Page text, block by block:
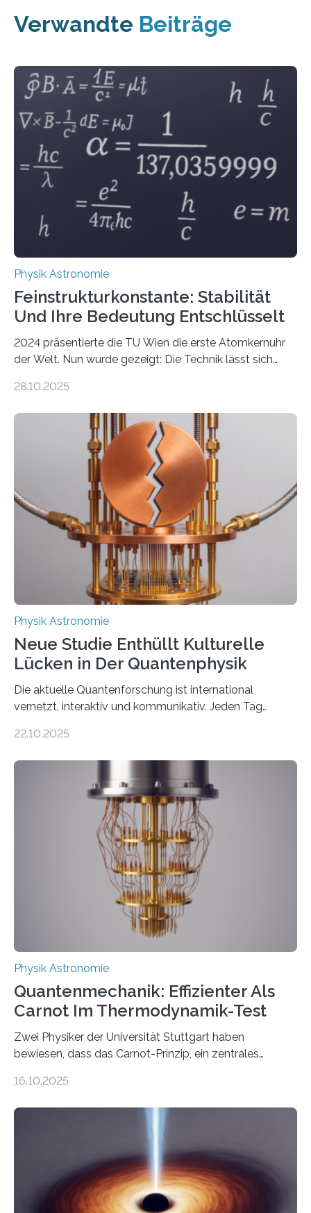
Verwandte Beiträge
Physik Astronomie
Feinstrukturkonstante: Stabilität
Und Ihre Bedeutung Entschlüsselt
2024 präsentierte die TU Wien die erste Atomkernuhr
der Welt. Nun wurde gezeigt: Die Technik lässt sich
fundamentalen Physik nachzugehen. Thorium-
Messungen verwenden. Das hatte man jahrzehntelang
vermutet, weltweit war nach den passenden
Atomkern-Zuständen gesucht worden, 2024 gelang
einem Team der TU Wien mit Unterstützung
internationaler Partner der entscheidende Durchbruch:
Der lange diskutierte Thorium-Kernübergang wurde
gefunden. Kurz darauf konnte man zeigen, dass sich
Thorium tatsächlich nutzen lässt, um hochpräzise…
28.10.2025
Physik Astronomie
Neue Studie Enthüllt Kulturelle
Lücken in Der Quantenphysik
Die aktuelle Quantenforschung ist international
vernetzt, interaktiv und kommunikativ. Jeden Tag
oft von Autor*innen, die eng zusammenarbeiten. Neue
werden schnell weiterentwickelt. Dies ist der Alltag in
der Forschung der Quantentheorie, die dieses Jahr 100
Jahre alt geworden ist, weshalb die UNESCO 2025 zum
Internationalen Jahr der Quantenwissenschaft und -
technologie ausgerufen hat. Doch nun hat eine
internationale Forschungsgruppe um den
22.10.2025
Physik Astronomie
Quantenmechanik: Effizienter Als
Carnot Im Thermodynamik-Test
Zwei Physiker der Universität Stuttgart haben
bewiesen, dass das Carnot-Prinzip, ein zentrales
Größenordnung von Atomen gilt, deren physikalische
Quantenmotoren voranbringen. Das
Wissenschaftsjournal Science Advances veröffentlichte
die Herleitung. (DOI: 10.1126/sciadv.adw8462)
Verbrennungsmotoren oder Dampfturbinen sind
16.10.2025